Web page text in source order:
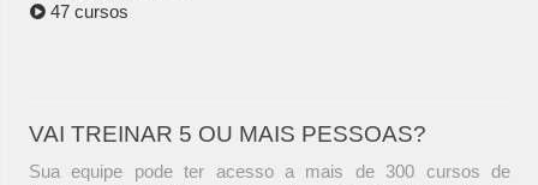
47 cursos
VAI TREINAR 5 OU MAIS PESSOAS?
Sua equipe pode ter acesso a mais de 300 cursos de